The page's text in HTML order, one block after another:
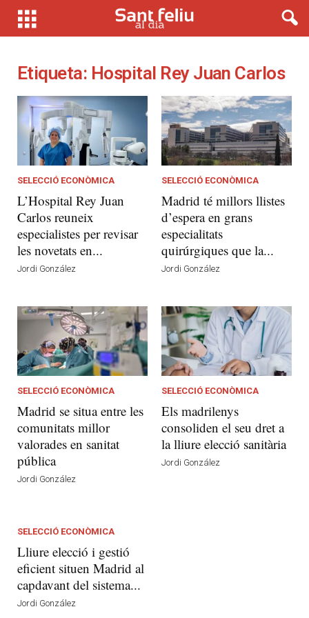
Etiqueta: Hospital Rey Juan Carlos
SELECCIÓ ECONÒMICA
L’Hospital Rey Juan
Carlos reuneix
especialistes per revisar
les novetats en...
Jordi González
SELECCIÓ ECONÒMICA
Madrid té millors llistes
d’espera en grans
especialitats
quirúrgiques que la...
Jordi González
SELECCIÓ ECONÒMICA
Madrid se situa entre les
comunitats millor
valorades en sanitat
pública
Jordi González
SELECCIÓ ECONÒMICA
Els madrilenys
consoliden el seu dret a
la lliure elecció sanitària
Jordi González
SELECCIÓ ECONÒMICA
Lliure elecció i gestió
eficient situen Madrid al
capdavant del sistema...
Jordi González